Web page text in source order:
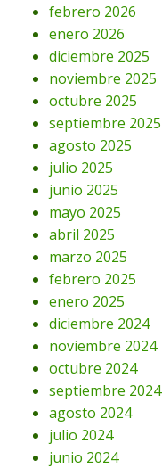
febrero 2026
enero 2026
diciembre 2025
noviembre 2025
octubre 2025
septiembre 2025
agosto 2025
julio 2025
junio 2025
mayo 2025
abril 2025
marzo 2025
febrero 2025
enero 2025
diciembre 2024
noviembre 2024
octubre 2024
septiembre 2024
agosto 2024
julio 2024
junio 2024